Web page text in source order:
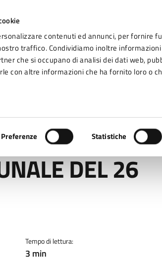
contenuti ed annunci, per fornire
traffico. Condividiamo inoltre
che si occupano di analisi dei dati web,
con altre informazioni che ha fornito loro o
Preferenze Statistiche
di Fidenza
DEL 26 SETTEMBRE
DEL 26
Tempo di lettura:
3 min